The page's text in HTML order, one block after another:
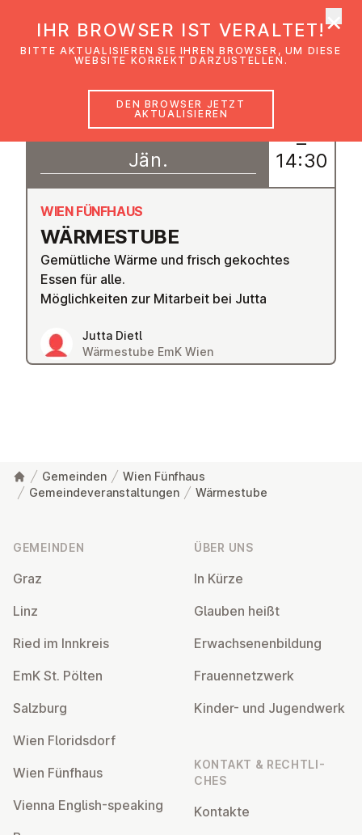
WÄR­ME­STU­BE
WIEN FÜNFHAUS
Gemütliche Wärme und frisch gekochtes
Essen für alle.
Möglichkeiten zur Mitarbeit bei Jutta
Jutta Dietl
Wärmestube EmK Wien
06
Jän.
–
14:30
Gemeinden
Wien Fünfhaus
Gemeindeveranstaltungen
Wärmestube
GEMEINDEN
Graz
Linz
Ried im Innkreis
EmK St. Pölten
Salzburg
Wien Flo­rids­dorf
Wien Fünfhaus
Vienna English-speaking
ÜBER UNS
In Kürze
Glauben heißt
Er­wach­se­nen­bil­dung
Frau­en­netz­werk
Kinder- und Ju­gend­werk
KONTAKT & RECHT­LI­
CHES
Kontakte
IHR BROWSER IST VERALTET!
BITTE AKTUALISIEREN SIE IHREN BROWSER, UM DIESE
WEBSITE KORREKT DARZUSTELLEN.
DEN BROWSER JETZT
AKTUALISIEREN
×